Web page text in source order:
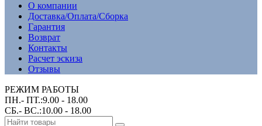
О компании
Доставка/Оплата/Сборка
Гарантия
Возврат
Контакты
Расчет эскиза
Отзывы
РЕЖИМ РАБОТЫ
ПН.- ПТ.:9.00 - 18.00
СБ.- ВС.:10.00 - 18.00